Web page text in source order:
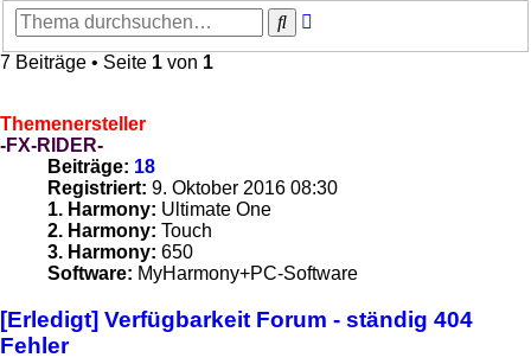
Suche
7 Beiträge • Seite 1 von 1
Themenersteller
-FX-RIDER-
Beiträge: 18
Registriert: 9. Oktober 2016 08:30
1. Harmony: Ultimate One
2. Harmony: Touch
3. Harmony: 650
Software: MyHarmony+PC-Software
[Erledigt] Verfügbarkeit Forum - ständig 404
Fehler